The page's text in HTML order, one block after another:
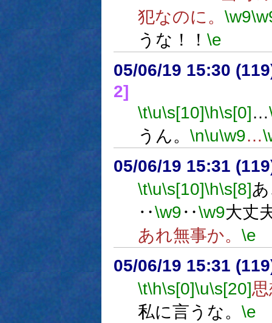
犯なのに。 \w9
うな！！ \e
05/06/19 15:30
2]
\t\u\s[10]\h\s[0]…
うん。 \n\u\w9…
05/06/19 15:31
\t\u\s[10]\h\s[8]
‥\w9‥\w9大丈
あれ無事か。 \e
05/06/19 15:31
\t\h\s[0]\u\s[20]
私に言うな。 \e